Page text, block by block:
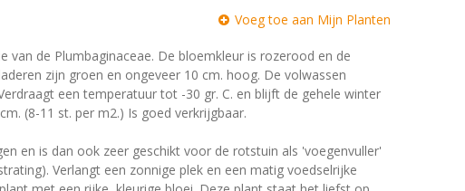
Voeg toe aan Mijn Planten
van de Plumbaginaceae. De bloemkleur is rozerood en de
zijn groen en ongeveer 10 cm. hoog. De volwassen
een temperatuur tot -30 gr. C. en blijft de gehele winter
(8-11 st. per m2.) Is goed verkrijgbaar.
en is dan ook zeer geschikt voor de rotstuin als 'voegenvuller'
Verlangt een zonnige plek en een matig voedselrijke